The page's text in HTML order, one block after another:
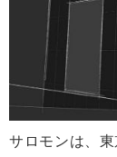
サロモンは、